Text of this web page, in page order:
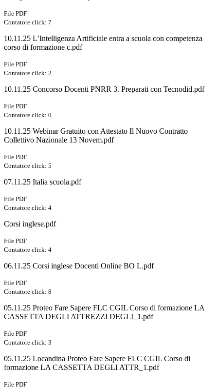
File PDF
Contatore click: 7
10.11.25 L’Intelligenza Artificiale entra a scuola con competenza
corso di formazione c.pdf
File PDF
Contatore click: 2
10.11.25 Concorso Docenti PNRR 3. Preparati con Tecnodid.pdf
File PDF
Contatore click: 0
10.11.25 Webinar Gratuito con Attestato Il Nuovo Contratto
Collettivo Nazionale 13 Novem.pdf
File PDF
Contatore click: 5
07.11.25 Italia scuola.pdf
File PDF
Contatore click: 4
Corsi inglese.pdf
File PDF
Contatore click: 4
06.11.25 Corsi inglese Docenti Online BO L.pdf
File PDF
Contatore click: 8
05.11.25 Proteo Fare Sapere FLC CGIL Corso di formazione LA
CASSETTA DEGLI ATTREZZI DEGLI_1.pdf
File PDF
Contatore click: 3
05.11.25 Locandina Proteo Fare Sapere FLC CGIL Corso di
formazione LA CASSETTA DEGLI ATTR_1.pdf
File PDF